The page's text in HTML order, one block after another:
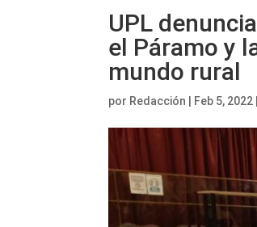
UPL
el Páramo y
mundo rural
por Redacción Feb 5, 2022